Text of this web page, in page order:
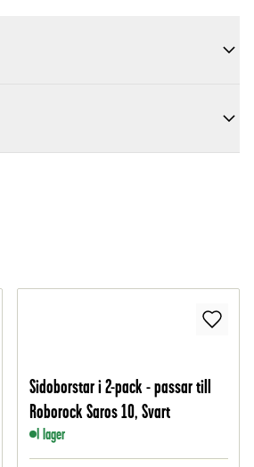
Sidoborstar i 2-pack - passar till
Roborock Saros 10, Svart
I lager